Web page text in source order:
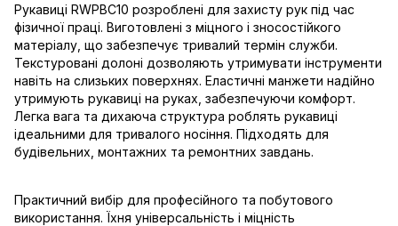
Рукавиці RWPBC10 розроблені для захисту рук під час
фізичної праці. Виготовлені з міцного і зносостійкого
матеріалу, що забезпечує тривалий термін служби.
Текстуровані долоні дозволяють утримувати інструменти
навіть на слизьких поверхнях. Еластичні манжети надійно
утримують рукавиці на руках, забезпечуючи комфорт.
Легка вага та дихаюча структура роблять рукавиці
ідеальними для тривалого носіння. Підходять для
будівельних, монтажних та ремонтних завдань.
Практичний вибір для професійного та побутового
використання. Їхня універсальність і міцність